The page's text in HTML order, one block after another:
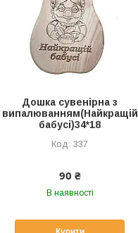
Дошка сувенірна з
випалюванням(Найкращій
бабусі)34*18
337
90 ₴
В наявності